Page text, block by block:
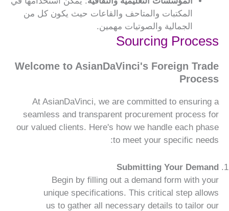
المكتبات والمتاحف والقاعات حيث يكون كل من
الجمالية والصوتيات مهمين.
Sourcing Process
Welcome to AsianDaVinci's Foreign Trade
Process
At AsianDaVinci, we are committed to ensuring a
seamless and transparent procurement process for
our valued clients. Here's how we handle each phase
to meet your specific needs:
Submitting Your Demand
Begin by filling out a demand form with your
unique specifications. This critical step allows
us to gather all necessary details to tailor our